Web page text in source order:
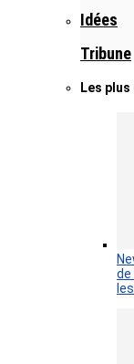
Idées
Tribune
Les
de